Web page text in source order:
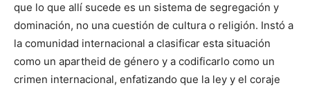
que lo que allí sucede es un sistema de segregación y
dominación, no una cuestión de cultura o religión. Instó a
la comunidad internacional a clasificar esta situación
como un apartheid de género y a codificarlo como un
crimen internacional, enfatizando que la ley y el coraje